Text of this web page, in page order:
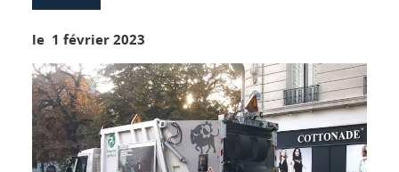
le 1 février 2023